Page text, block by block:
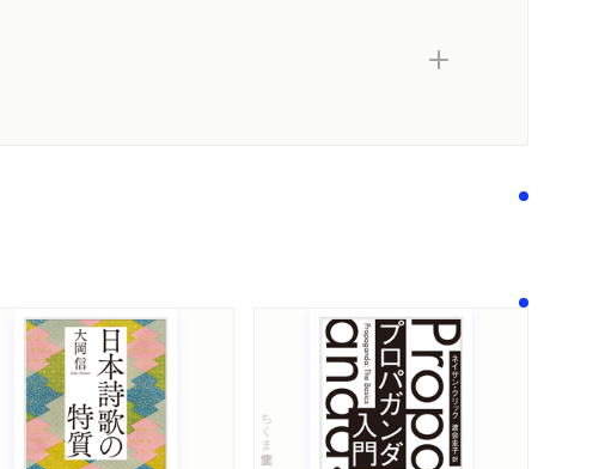
感想をおくる
ちくま学芸文庫